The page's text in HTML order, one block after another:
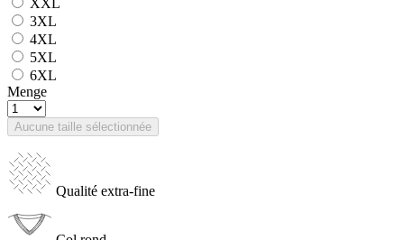
3XL
4XL
5XL
6XL
Menge
Aucune taille sélectionnée
Qualité extra-fine